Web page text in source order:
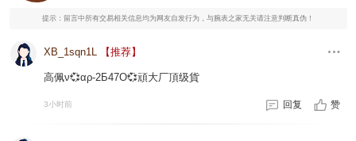
提示：留言中所有交易相关信息均为网友自发行为，与腕表之家无关请注意判断真伪！
XB_1sqn1L 【推荐】
高佩ν💞αρ-2Б47O💞頑大厂頂级貨
3小时前 回复 赞